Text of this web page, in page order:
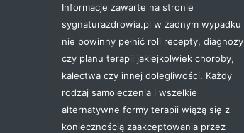
Informacje zawarte na stronie
sygnaturazdrowia.pl w żadnym wypadku
nie powinny pełnić roli recepty, diagnozy
czy planu terapii jakiejkolwiek choroby,
kalectwa czy innej dolegliwości. Każdy
rodzaj samoleczenia i wszelkie
alternatywne formy terapii wiążą się z
koniecznością zaakceptowania przez